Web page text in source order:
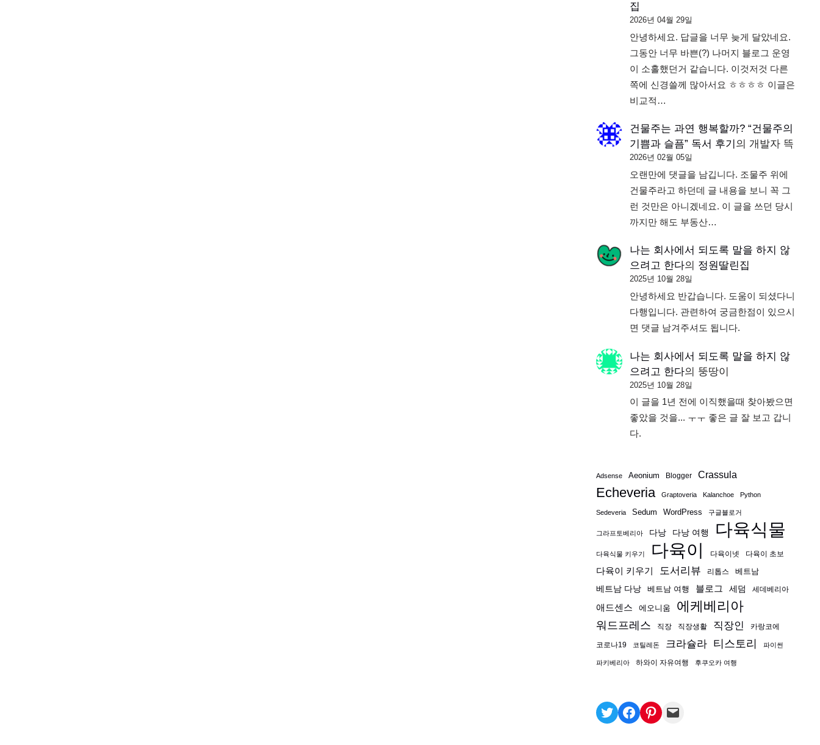
집
2026년 04월 29일
안녕하세요. 답글을 너무 늦게 달았네요.
그동안 너무 바쁜(?) 나머지 블로그 운영
이 소홀했던거 같습니다. 이것저것 다른
쪽에 신경쓸께 많아서요 ㅎㅎㅎㅎ 이글은
비교적…
건물주는 과연 행복할까? “건물주의
기쁨과 슬픔” 독서 후기 의 개발자 뜩
2026년 02월 05일
오랜만에 댓글을 남깁니다. 조물주 위에
건물주라고 하던데 글 내용을 보니 꼭 그
런 것만은 아니겠네요. 이 글을 쓰던 당시
까지만 해도 부동산…
나는 회사에서 되도록 말을 하지 않
으려고 한다의 정원딸린집
2025년 10월 28일
안녕하세요 반갑습니다. 도움이 되셨다니
다행입니다. 관련하여 궁금한점이 있으시
면 댓글 남겨주셔도 됩니다.
나는 회사에서 되도록 말을 하지 않
으려고 한다의 뚱땅이
2025년 10월 28일
이 글을 1년 전에 이직했을때 찾아봤으면
좋았을 것을... ㅜㅜ 좋은 글 잘 보고 갑니
다.
Adsense Aeonium Blogger Crassula
Echeveria Graptoveria Kalanchoe Python
Sedeveria Sedum WordPress 구글블로거
그라프토베리아 다낭 다낭 여행 다육식물
다육식물 키우기 다육이 다육이넷 다육이 초보
다육이 키우기 도서리뷰 리톱스
베트남
베트남 다낭
베트남 여행 블로그 세덤 세데베리아
애드센스 에오니움 에케베리아
워드프레스 직장 직장생활 직장인 카랑코에
코로나19 코틸레돈 크라슐라 티스토리 파이썬
파키베리아 하와이 자유여행 후쿠오카 여행